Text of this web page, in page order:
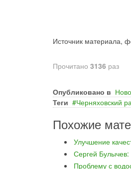
Источник материала,
Прочитано 3136 раз
Опубликовано в
Теги
Черняховский
Похожие
Улучшение
Сергей Булычев:
Проблему с